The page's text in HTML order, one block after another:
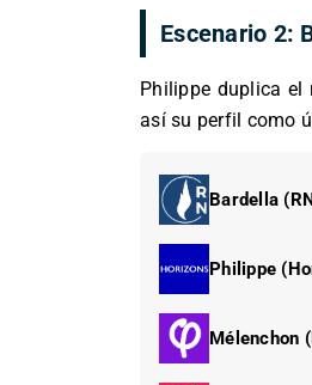
Escenario 2:
Philippe duplica el
así su perfil como
Bardella
Philippe
Mélenchon